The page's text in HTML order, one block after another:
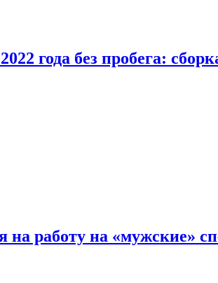
года без пробега:
работу на «мужские»